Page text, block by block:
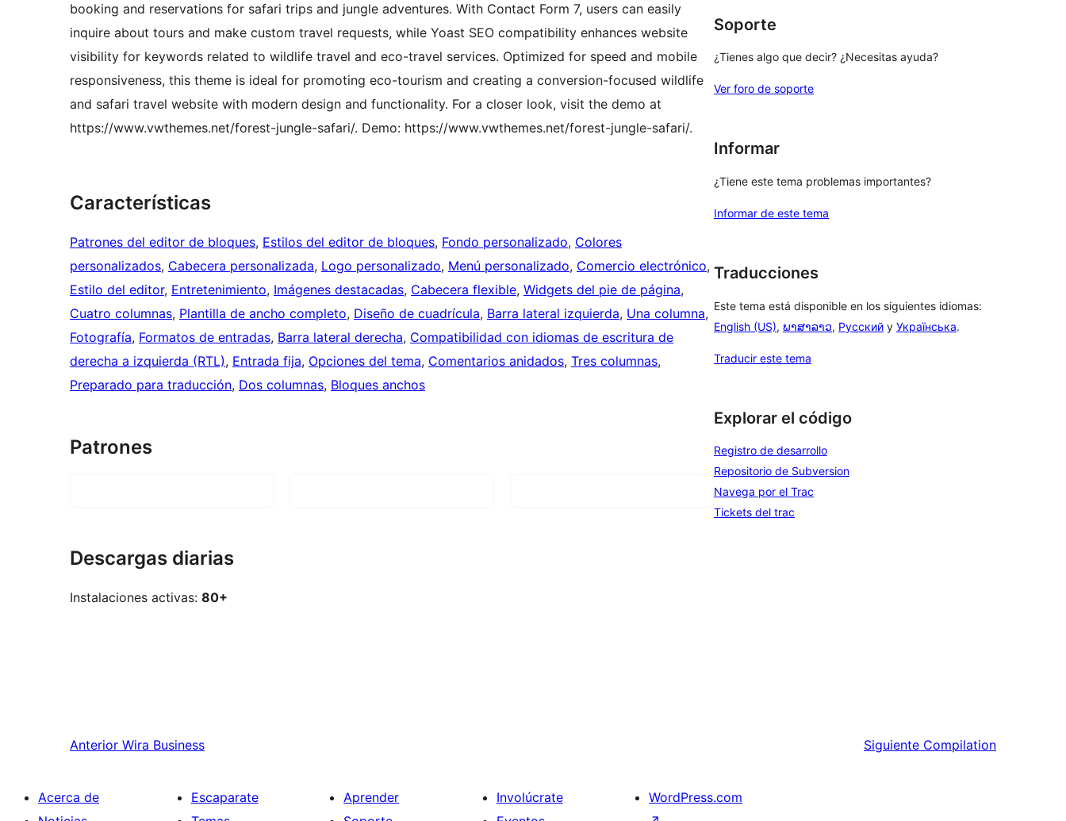
booking and reservations for safari trips and jungle adventures. With Contact Form 7, users can easily
inquire about tours and make custom travel requests, while Yoast SEO compatibility enhances website
visibility for keywords related to wildlife travel and eco-travel services. Optimized for speed and mobile
responsiveness, this theme is ideal for promoting eco-tourism and creating a conversion-focused wildlife
and safari travel website with modern design and functionality. For a closer look, visit the demo at
https://www.vwthemes.net/forest-jungle-safari/. Demo: https://www.vwthemes.net/forest-jungle-safari/.
Características
Patrones del editor de bloques, Estilos del editor de bloques, Fondo personalizado, Colores
personalizados, Cabecera personalizada, Logo personalizado, Menú personalizado, Comercio electrónico
Estilo del editor, Entretenimiento, Imágenes destacadas, Cabecera flexible, Widgets del pie de página
Cuatro columnas, Plantilla de ancho completo, Diseño de cuadrícula, Barra lateral izquierda, Una columna
Fotografía, Formatos de entradas, Barra lateral derecha, Compatibilidad con idiomas de escritura de
derecha a izquierda (RTL), Entrada fija, Opciones del tema, Comentarios anidados, Tres columnas
Preparado para traducción, Dos columnas, Bloques anchos
Patrones
Descargas diarias
Instalaciones activas: 80+
Soporte
¿Tienes algo que decir? ¿Necesitas ayuda?
Ver foro de soporte
Informar
¿Tiene este tema problemas importantes?
Informar de este tema
Traducciones
Este tema está disponible en los siguientes idiomas:
English (US), ພາສາລາວ, Русский y Українська.
Traducir este tema
Explorar el código
Registro de desarrollo
Repositorio de Subversion
Navega por el Trac
Tickets del trac
Anterior Wira Business Siguiente Compilation
Acerca de
Escaparate
Aprender
Involúcrate
WordPress.com